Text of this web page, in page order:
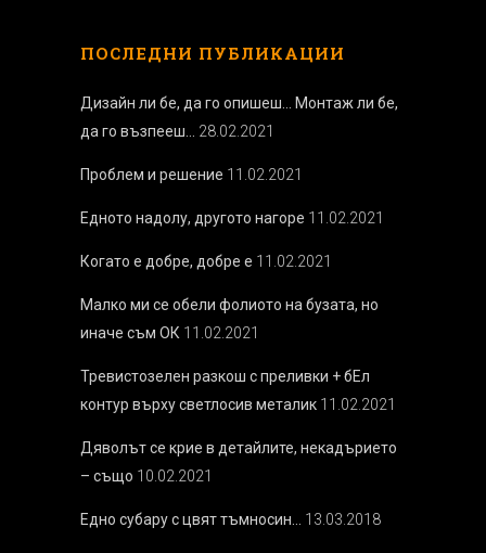
ПОСЛЕДНИ ПУБЛИКАЦИИ
Дизайн ли бе, да го опишеш… Монтаж ли бе,
да го възпееш…
28.02.2021
Проблем и решение 11.02.2021
Едното надолу, другото нагоре 11.02.2021
Когато е добре, добре е 11.02.2021
Малко ми се обели фолиото на бузата, но
иначе съм ОК 11.02.2021
Тревистозелен разкош с преливки + бEл
контур върху светлосив металик 11.02.2021
Дяволът се крие в детайлите, некадърието
– също 10.02.2021
Едно субару с цвят тъмносин… 13.03.2018